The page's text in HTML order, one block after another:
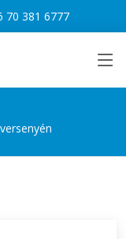
70 381 6777